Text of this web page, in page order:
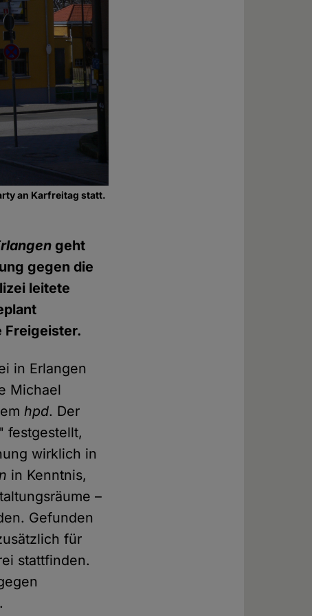
an Karfreitag statt.
geht
gegen die
leitete
Freigeister.
in Erlangen
Michael
hpd. Der
festgestellt,
wirklich in
in Kenntnis,
–
Gefunden
für
stattfinden.